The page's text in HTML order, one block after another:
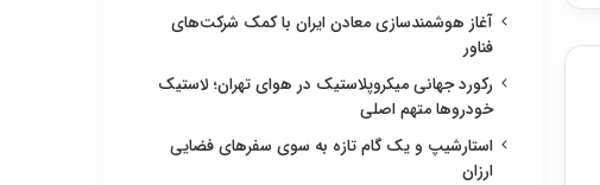
آغاز هوشمندسازی معادن ایران با کمک شرکت‌های
فناور
رکورد جهانی میکروپلاستیک در هوای تهران؛ لاستیک
خودروها متهم اصلی
استارشیپ و یک گام تازه به سوی سفرهای فضایی
ارزان